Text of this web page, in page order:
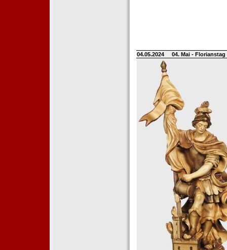
04.05.2024 04. Mai -